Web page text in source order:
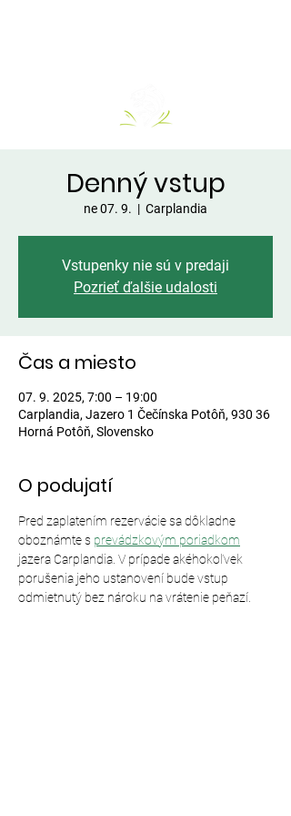
Denný vstup
ne 07. 9.
  |
Carplandia
Vstupenky nie sú v predaji
Pozrieť ďalšie udalosti
Čas a miesto
07. 9. 2025, 7:00 – 19:00
Carplandia, Jazero 1 Čečínska Potôň, 930 36
Horná Potôň, Slovensko
O podujatí
Pred zaplatením rezervácie sa dôkladne
oboznámte s prevádzkovým poriadkom
jazera Carplandia. V prípade akéhokoľvek
porušenia jeho ustanovení bude vstup
odmietnutý bez nároku na vrátenie peňazí.